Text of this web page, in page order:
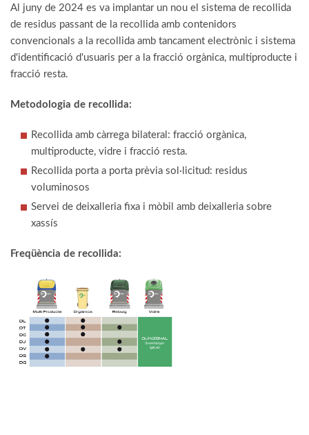
Al juny de 2024 es va implantar un nou el sistema de recollida
de residus passant de la recollida amb contenidors
convencionals a la recollida amb tancament electrònic i sistema
d'identificació d'usuaris per a la fracció orgànica, multiproducte i
fracció resta.
Metodologia de recollida:
Recollida amb càrrega bilateral: fracció orgànica,
multiproducte, vidre i fracció resta.
Recollida porta a porta prèvia sol·licitud: residus
voluminosos
Servei de deixalleria fixa i mòbil amb deixalleria sobre
xassís
Freqüència de recollida: